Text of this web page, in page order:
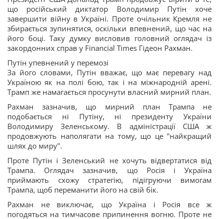
що російський диктатор Володимир Путін хоче
завершити війну в Україні. Проте очільник Кремля не
збирається зупинятися, оскільки впевнений, що час на
його боці. Таку думку висловив головний оглядач із
закордонних справ у Financial Times Гідеон Рахман.
Путін упевнений у перемозі
За його словами, Путін вважає, що має перевагу над
Україною як на полі бою, так і на міжнародній арені.
Трамп же намагається просунути власний мирний план.
Рахман зазначив, що мирний план Трампа не
подобається ні Путіну, ні президенту України
Володимиру Зеленському. В адміністрації США ж
продовжують наполягати на тому, що це "найкращий
шлях до миру".
Проте Путін і Зеленський не хочуть відвертатися від
Трампа. Оглядач зазначив, що Росія і Україна
приймають схожу стратегію, підігруючи вимогам
Трампа, щоб переманити його на свій бік.
Рахман не виключає, що Україна і Росія все ж
погодяться на тимчасове припинення вогню. Проте не